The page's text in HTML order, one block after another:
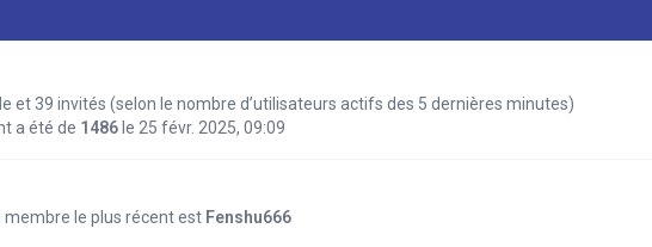
et 39 invités (selon le nombre d’utilisateurs actifs des 5 dernières minutes)
a été de 1486 le 25 févr. 2025, 09:09
membre le plus récent est Fenshu666